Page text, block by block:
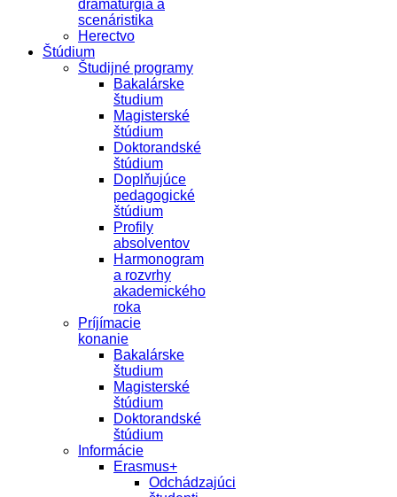
dramaturgia a
scenáristika
Herectvo
Štúdium
Študijné programy
Bakalárske
študium
Magisterské
štúdium
Doktorandské
štúdium
Doplňujúce
pedagogické
štúdium
Profily
absolventov
Harmonogram
a rozvrhy
akademického
roka
Príjímacie
konanie
Bakalárske
študium
Magisterské
štúdium
Doktorandské
štúdium
Informácie
Erasmus+
Odchádzajúci